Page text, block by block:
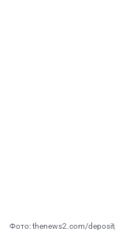
Фото: thenews2.com/